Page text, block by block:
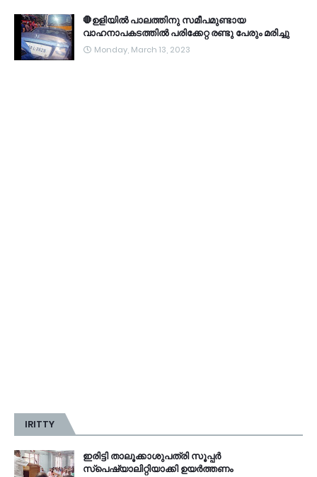
🛑ഉളിയിൽ പാലത്തിനു സമീപമുണ്ടായ
വാഹനാപകടത്തിൽ പരിക്കേറ്റ രണ്ടു പേരും മരിച്ചു
Monday, March 13, 2023
IRITTY
ഇരിട്ടി താലൂക്കാശുപത്രി സൂപ്പർ
സ്‌പെഷ്യാലിറ്റിയാക്കി ഉയർത്തണം